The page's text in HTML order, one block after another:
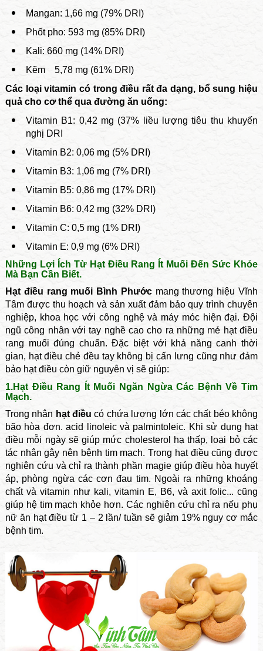
Mangan: 1,66 mg (79% DRI)
Phốt pho: 593 mg (85% DRI)
Kali: 660 mg (14% DRI)
Kẽm 5,78 mg (61% DRI)
Các loại vitamin có trong điều rất đa dạng, bổ sung hiệu
quả cho cơ thể qua đường ăn uống:
Vitamin B1: 0,42 mg (37% liều lượng tiêu thu khuyến
nghị DRI
Vitamin B2: 0,06 mg (5% DRI)
Vitamin B3: 1,06 mg (7% DRI)
Vitamin B5: 0,86 mg (17% DRI)
Vitamin B6: 0,42 mg (32% DRI)
Vitamin C: 0,5 mg (1% DRI)
Vitamin E: 0,9 mg (6% DRI)
Những Lợi Ích Từ Hạt Điều Rang Ít Muối Đến Sức Khỏe
Mà Bạn Cần Biết.
Hạt điều rang muối Bình Phướcmang thương hiệu Vĩnh
Tâm được thu hoạch và sản xuất đảm bảo quy trình chuyên
nghiệp, khoa học với công nghệ và máy móc hiện đại. Đội
ngũ công nhân với tay nghề cao cho ra những mẻ hạt điều
rang muối đúng chuẩn. Đặc biệt với khả năng canh thời
gian, hạt điều chẻ đều tay không bị cấn lưng cũng như đảm
bảo hạt điều còn giữ nguyên vị sẽ giúp:
1.Hạt Điều Rang Ít Muối Ngăn Ngừa Các Bệnh Về Tim
Mạch.
Trong nhân hạt điều có chứa lượng lớn các chất béo không
bão hòa đơn. acid linoleic và palmintoleic. Khi sử dụng hạt
điều mỗi ngày sẽ giúp mức cholesterol hạ thấp, loại bỏ các
tác nhân gây nên bệnh tim mạch. Trong hạt điều cũng được
nghiên cứu và chỉ ra thành phần magie giúp điều hòa huyết
áp, phòng ngừa các cơn đau tim. Ngoài ra những khoáng
chất và vitamin như kali, vitamin E, B6, và axit folic... cũng
giúp hệ tim mạch khỏe hơn. Các nghiên cứu chỉ ra nếu phụ
nữ ăn hạt điều từ 1 – 2 lần/ tuần sẽ giảm 19% nguy cơ mắc
bệnh tim.